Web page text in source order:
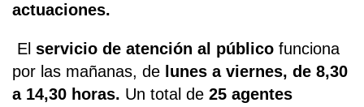
actuaciones.
El servicio de atención al público funciona
por las mañanas, de lunes a viernes, de 8,30
a 14,30 horas. Un total de 25 agentes